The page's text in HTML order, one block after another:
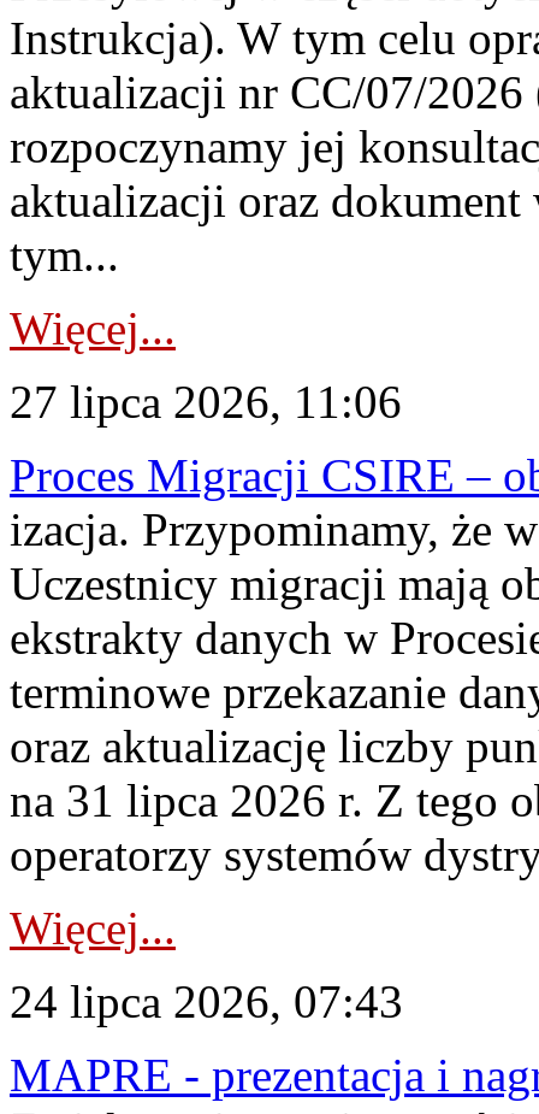
Instrukcja). W tym celu
aktualizacji nr CC/07/
rozpoczynamy jej
aktualizacji oraz
tym...
Więcej...
27 lipca 2026, 11:06
Proces Migracji CSIRE –
izacja. Przypominamy, że
Uczestnicy migracji mają
ekstrakty danych w
terminowe przekazanie
oraz aktualizację liczby
na 31 lipca 2026 r. Z tego
operatorzy systemów
Więcej...
24 lipca 2026, 07:43
MAPRE - prezentacja i